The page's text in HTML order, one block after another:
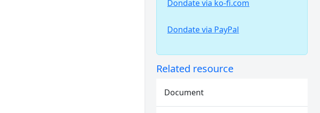
Dondate via ko-fi.com
Dondate via PayPal
Related resource
Document